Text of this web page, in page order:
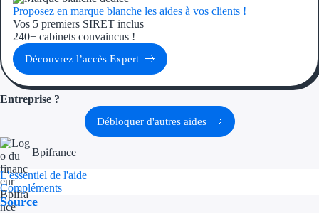
Aides Région
Aides Région Île-
Aides Région
Proposez en marque blanche les aides à vos clients !
Vos 5 premiers SIRET inclus
240+ cabinets convaincus !
Découvrez l’accès Expert
Entreprise ?
Débloquer d'autres aides
Bpifrance
L'essentiel de l'aide
Compléments
Source